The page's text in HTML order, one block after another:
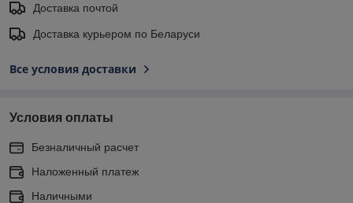
Доставка почтой
Доставка курьером по Беларуси
Все условия доставки
Условия оплаты
Безналичный расчет
Наложенный платеж
Наличными